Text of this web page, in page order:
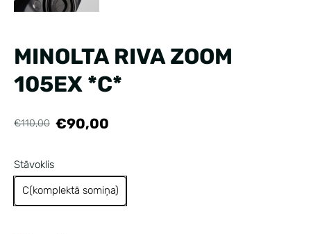
MINOLTA RIVA ZOOM
105EX *C*
€110,00 €90,00
Stāvoklis
C(komplektā somiņa)